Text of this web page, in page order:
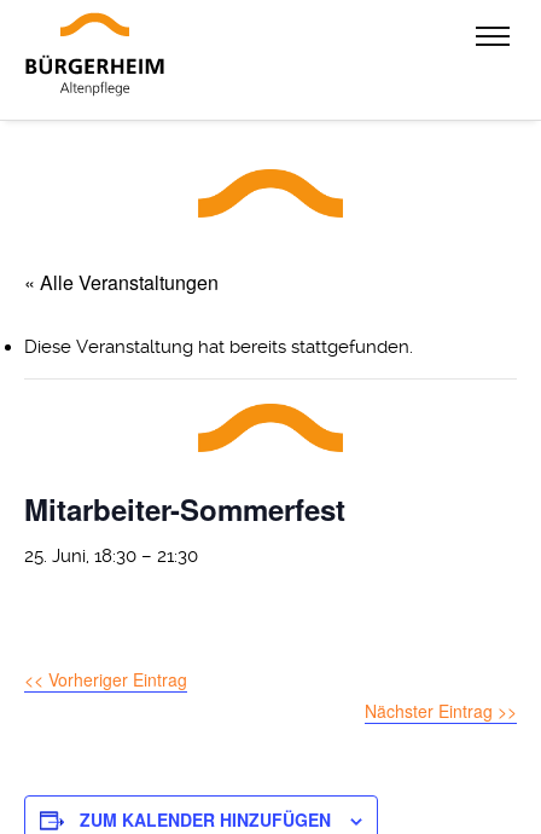
« Alle Veranstaltungen
Diese Veranstaltung hat bereits stattgefunden.
Mitarbeiter-Sommerfest
25. Juni, 18:30 – 21:30
<< Vorheriger Eintrag
Nächster Eintrag >>
ZUM KALENDER HINZUFÜGEN